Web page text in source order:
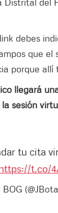
debes
que
porque
llegará
sesión
tu cita
t.co/